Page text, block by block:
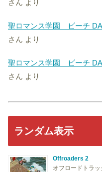
さん より
聖ロマンス学園 ビーチ
さん より
聖ロマンス学園 ビーチ
さん より
ランダム表示
Offroaders 2
オフロードトラ